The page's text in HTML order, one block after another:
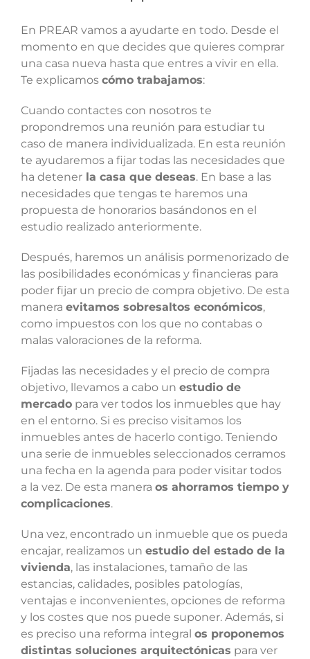
En PREAR vamos a ayudarte en todo. Desde el
momento en que decides que quieres comprar
una casa nueva hasta que entres a vivir en ella.
Te explicamos cómo trabajamos:
Cuando contactes con nosotros te
propondremos una reunión para estudiar tu
caso de manera individualizada. En esta reunión
te ayudaremos a fijar todas las necesidades que
ha detener la casa que deseas. En base a las
necesidades que tengas te haremos una
propuesta de honorarios basándonos en el
estudio realizado anteriormente.
Después, haremos un análisis pormenorizado de
las posibilidades económicas y financieras para
poder fijar un precio de compra objetivo. De esta
manera evitamos sobresaltos económicos,
como impuestos con los que no contabas o
malas valoraciones de la reforma.
Fijadas las necesidades y el precio de compra
objetivo, llevamos a cabo un estudio de
mercado para ver todos los inmuebles que hay
en el entorno. Si es preciso visitamos los
inmuebles antes de hacerlo contigo. Teniendo
una serie de inmuebles seleccionados cerramos
una fecha en la agenda para poder visitar todos
a la vez. De esta manera os ahorramos tiempo y
complicaciones.
Una vez, encontrado un inmueble que os pueda
encajar, realizamos un estudio del estado de la
vivienda, las instalaciones, tamaño de las
estancias, calidades, posibles patologías,
ventajas e inconvenientes, opciones de reforma
y los costes que nos puede suponer. Además, si
es preciso una reforma integral os proponemos
distintas soluciones arquitectónicas para ver